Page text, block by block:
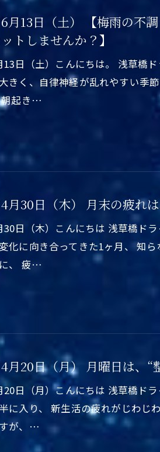
月13日（土） 【梅雨の不
トしませんか？】
13日（土）こんにちは。 浅草橋
きく、自律神経が乱れやすい季
朝起き…
月30日（木） 月末の疲れ
30日（木）こんにちは 浅草橋ド
化に向き合ってきた1ヶ月、 知
、 疲…
月20日（月） 月曜日は、
20日（月）こんにちは 浅草橋ド
に入り、 新生活の疲れがじわじ
が、…